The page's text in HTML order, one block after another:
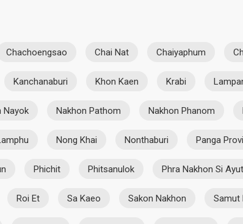
Chachoengsao Chai Nat Chaiyaphum
Kanchanaburi Khon Kaen Krabi
Nayok Nakhon Pathom Nakhon Phanom
Nong Khai Nonthaburi Panga
Phichit Phitsanulok Phra Nakhon Si
Roi Et Sa Kaeo Sakon Nakhon Samut